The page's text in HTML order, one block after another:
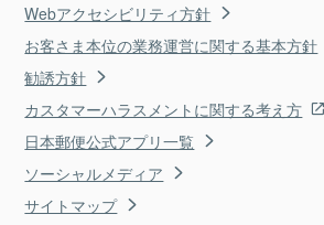
Webアクセシビリティ方針
お客さま本位の業務運営に関する基本方針
勧誘方針
カスタマーハラスメントに関する考え方
日本郵便公式アプリ一覧
ソーシャルメディア
サイトマップ